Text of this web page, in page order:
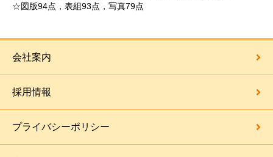
☆図版94点，表組93点，写真79点
会社案内
採用情報
プライバシーポリシー